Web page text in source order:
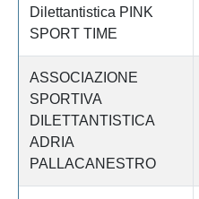
Dilettantistica PINK
SPORT TIME
ASSOCIAZIONE
SPORTIVA
DILETTANTISTICA
ADRIA
PALLACANESTRO